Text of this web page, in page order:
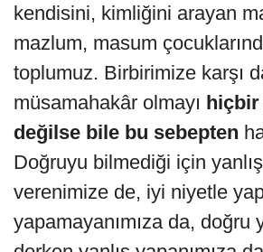
kendisini, kimliğini arayan
mazlum, masum
toplumuz. Birbirimize karşı
müsamahakâr olmayı hiçbir
değilse bile bu sebepten
Doğruyu bilmediği için
verenimize de, iyi niyetle
yapamayanımıza da, doğru